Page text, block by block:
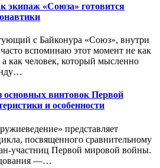
экипаж «Союза» готовится
с Байконура «Союз», внутри
вспоминаю этот момент не как
как человек, который мысленно
основных винтовок Первой
и особенности
представляет
посвященного сравнительному
участниц Первой мировой войны.
—…